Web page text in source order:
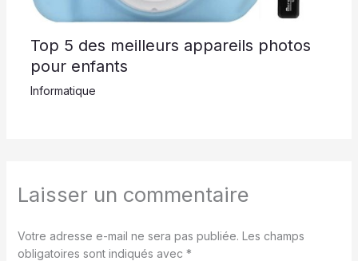
Top 5 des meilleurs appareils photos
pour enfants
Informatique
Laisser un commentaire
Votre adresse e-mail ne sera pas publiée. Les champs
obligatoires sont indiqués avec *